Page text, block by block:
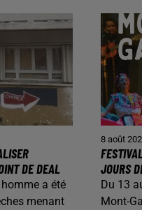
DE DEAL
a été
menant
8 août
JOURS
Du 13
Mont-